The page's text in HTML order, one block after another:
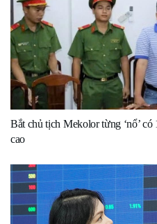
Bắt chủ tịch Mekolor từng ‘nổ’
cao